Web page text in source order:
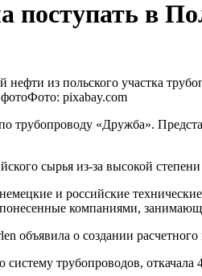
поступать в
нефти из польского участка
Фото: pixabay.com
трубопроводу «Дружба».
сырья из-за высокой степени
и российские
компаниями,
объявила о создании расчетного
трубопроводов,